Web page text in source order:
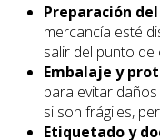
Preparación
mercancía esté
salir del punto de
Embalaje y
para evitar
si son frágiles,
Etiquetado y